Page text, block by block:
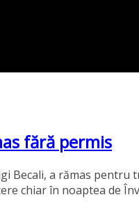
fără permis
Becali, a rămas pentru
chiar în noaptea de